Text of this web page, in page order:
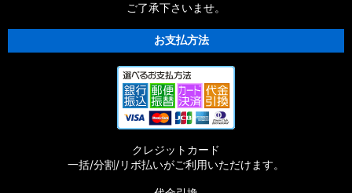
ご了承下さいませ。
お支払方法
クレジットカード
一括/分割/リボ払いがご利用いただけます。